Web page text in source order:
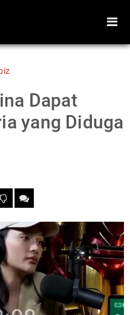
Teknologi
Video
Dapat
yang Diduga